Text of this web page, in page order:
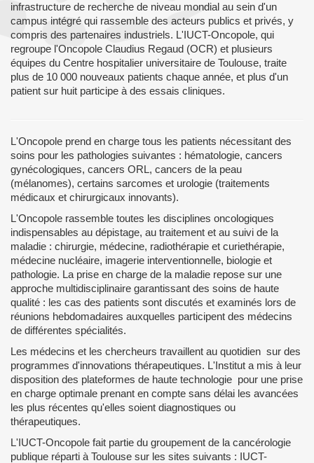
infrastructure de recherche de niveau mondial au sein d'un
campus intégré qui rassemble des acteurs publics et privés, y
compris des partenaires industriels. L'IUCT-Oncopole, qui
regroupe l'Oncopole Claudius Regaud (OCR) et plusieurs
équipes du Centre hospitalier universitaire de Toulouse, traite
plus de 10 000 nouveaux patients chaque année, et plus d'un
patient sur huit participe à des essais cliniques.
L'Oncopole prend en charge tous les patients nécessitant des
soins pour les pathologies suivantes : hématologie, cancers
gynécologiques, cancers ORL, cancers de la peau
(mélanomes), certains sarcomes et urologie (traitements
médicaux et chirurgicaux innovants).
L'Oncopole rassemble toutes les disciplines oncologiques
indispensables au dépistage, au traitement et au suivi de la
maladie : chirurgie, médecine, radiothérapie et curiethérapie,
médecine nucléaire, imagerie interventionnelle, biologie et
pathologie. La prise en charge de la maladie repose sur une
approche multidisciplinaire garantissant des soins de haute
qualité : les cas des patients sont discutés et examinés lors de
réunions hebdomadaires auxquelles participent des médecins
de différentes spécialités.
Les médecins et les chercheurs travaillent au quotidien sur des
programmes d'innovations thérapeutiques. L'Institut a mis à leur
disposition des plateformes de haute technologie pour une prise
en charge optimale prenant en compte sans délai les avancées
les plus récentes qu'elles soient diagnostiques ou
thérapeutiques.
L'IUCT-Oncopole fait partie du groupement de la cancérologie
publique réparti à Toulouse sur les sites suivants : IUCT-